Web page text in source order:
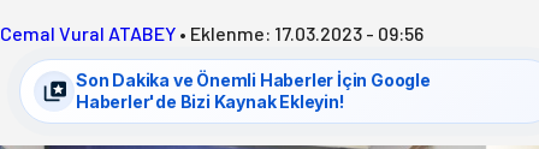
Cemal Vural ATABEY • Eklenme: 17.03.2023 - 09:56
Son Dakika ve Önemli Haberler İçin Google
Haberler'de Bizi Kaynak Ekleyin!